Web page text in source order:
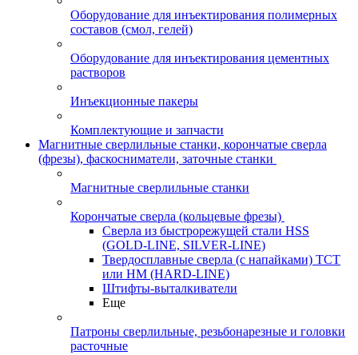
Оборудование для инъектирования полимерных
составов (смол, гелей)
Оборудование для инъектирования цементных
растворов
Инъекционные пакеры
Комплектующие и запчасти
Магнитные сверлильные станки, корончатые сверла
(фрезы), фаскосниматели, заточные станки
Магнитные сверлильные станки
Корончатые сверла (кольцевые фрезы)
Сверла из быстрорежущей стали HSS
(GOLD-LINE, SILVER-LINE)
Твердосплавные сверла (с напайками) ТСТ
или HM (HARD-LINE)
Штифты-выталкиватели
Еще
Патроны сверлильные, резьбонарезные и головки
расточные